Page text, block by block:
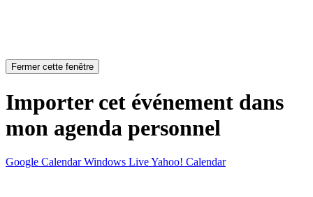
Fermer cette fenêtre
Importer cet événement dans
mon agenda personnel
Google Calendar Windows LiveYahoo! Calendar